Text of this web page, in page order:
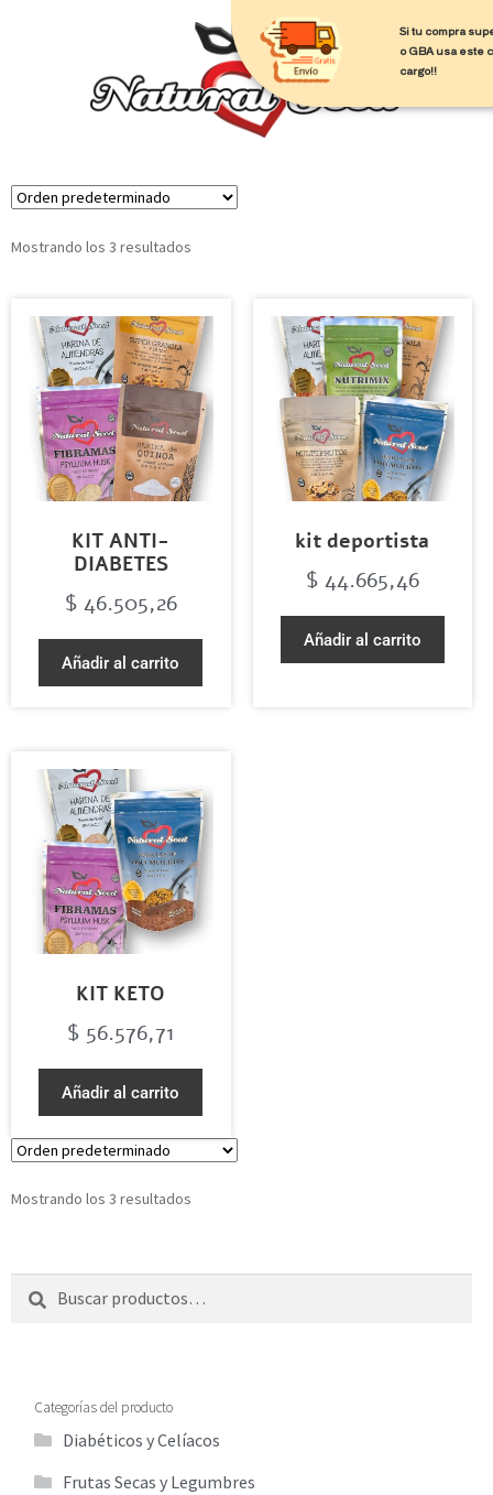
Categorías del producto
Diabéticos y Celíacos
Frutas Secas y Legumbres
Mostrando los 3 resultados
KIT ANTI-
DIABETES
$46.505,26
Añadir al carrito
kit deportista
$44.665,46
Añadir al carrito
KIT KETO
$ 56.576,71
Añadir al carrito
Mostrando los 3 resultados
Si tu compra
o GBA usa este
cargo!!